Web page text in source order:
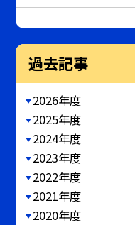
過去記事
2026年度
2025年度
2024年度
2023年度
2022年度
2021年度
2020年度